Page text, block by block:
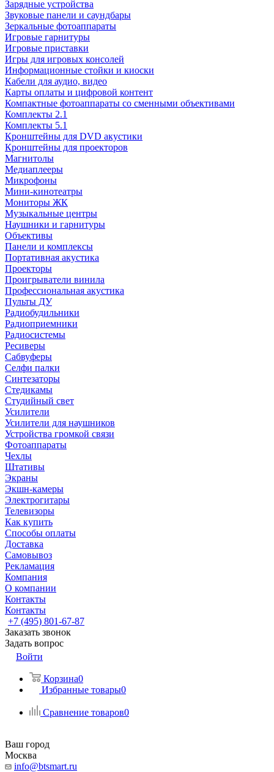
Зарядные устройства
Звуковые панели и саундбары
Зеркальные фотоаппараты
Игровые гарнитуры
Игровые приставки
Игры для игровых консолей
Информационные стойки и киоски
Кабели для аудио, видео
Карты оплаты и цифровой контент
Компактные фотоаппараты со сменными объективами
Комплекты 2.1
Комплекты 5.1
Кронштейны для DVD акустики
Кронштейны для проекторов
Магнитолы
Медиаплееры
Микрофоны
Мини-кинотеатры
Мониторы ЖК
Музыкальные центры
Наушники и гарнитуры
Объективы
Панели и комплексы
Портативная акустика
Проекторы
Проигрыватели винила
Профессиональная акустика
Пульты ДУ
Радиобудильники
Радиоприемники
Радиосистемы
Ресиверы
Сабвуферы
Селфи палки
Синтезаторы
Стедикамы
Студийный свет
Усилители
Усилители для наушников
Устройства громкой связи
Фотоаппараты
Чехлы
Штативы
Экраны
Экшн-камеры
Электрогитары
Телевизоры
Как купить
Способы оплаты
Доставка
Самовывоз
Рекламация
Компания
О компании
Контакты
Контакты
+7 (495) 801-67-87
Заказать звонок
Задать вопрос
Войти
Корзина0
Избранные товары0
Сравнение товаров0
Ваш город
Москва
info@btsmart.ru